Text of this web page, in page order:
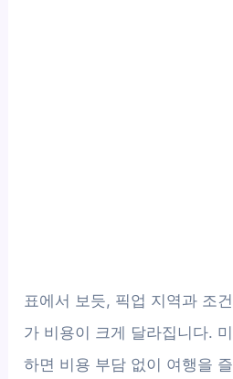
표에서 보듯, 픽업 지역과 조
가 비용이 크게 달라집니다.
하면 비용 부담 없이 여행을